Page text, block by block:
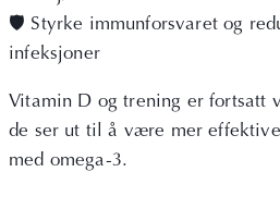
🛡 Styrke immunforsvaret og
infeksjoner
Vitamin D og trening er fortsatt
de ser ut til å være mer
med omega-3.